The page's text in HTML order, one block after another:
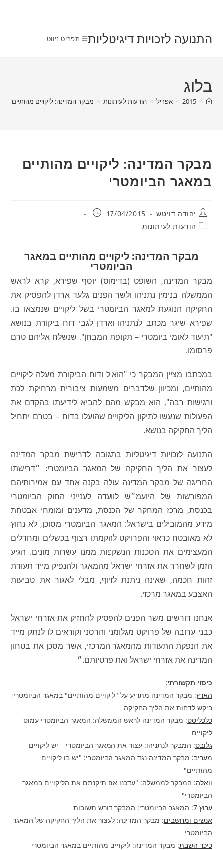
התנועה לזכויות דיגיטליות תפריט ניווט
בלוג
>
2015
> אפריל > הודעות לעיתונות > מבקר המדינה: ליקויים מהותיים
מבקר המדינה: ליקויים מהותיים
במאגר הביומטרי
מחבר:יהודה דויטש פורסם:
17/04/2015
קטגוריה:הודעות לעיתונות
מבקר המדינה: ליקויים מהותיים במאגר
הביומטרי
מבקר המדינה, השופט (בדימוס) יוסף שפירא, קרא לראש
הממשלה בנימין נתניהו ולשר הפנים גלעד ארדן להפסיק את
החקיקה הנוגעת למאגר הביומטרי בשל ליקויים שנמצאו בו.
שפירא שיגר מכתב לנתניהו וארדן לגבי דוח ביקורת בנושא
"תיעוד לאומי ביומטרי – תקופת המבחן", שנשלח אליהם טרם
פרסומו.
במכתבו מציין המבקר כי "הואיל ודוח הביקורת מעלה ליקויים
מהותיים, ומכיוון שלדברים משמעות ציבורית מרחיקת לכת
ורגישות רבה", הוא מבקש מהם להביא לידיעתו בהקדם את
הפעולות שנעשו לתיקון הליקויים שהועלו בדוח – בטרם יתחיל
הליך החקיקה בנושא.
התנועה לזכויות דיגיטליות בתגובה לדרישת מבקר המדינה
לעצור את הליך החקיקה של המאגר הביומטרי: ״דרישתו
החריגה של מבקר המדינה עולה בקנה אחד עם אמירותיהם
המפורשות של היועמ״ש לוועדה לענייני החוק הביומטרי
בכנסת, מרכז המחקר של הכנסת, מדענים ומומחי אבטחת
מידע מהמובילים בישראל: המאגר הביומטרי מסוכן, לא נחוץ
לא מאובטח כראוי והפרויקט להקמתו רצוף בכשלים ומחדלים
המעצימים את הסכנות הנשקפות ממנו עשרות מונים. הגיע
הזמן לשחרר את אזרחי ישראל מהמאגר ולהנפיק מייד תעודת
זהות חכמה, שאינה ניתנת לזיוף, מבלי לאגור את טביעות
האצבע במאגר מרכזי.
אנחנו דורשים משר הפנים להפסיק להחזיק את אזרחי ישראל
כבני ערובה של פרויקט מגלומני והרסני וקוראים לו לנתק מייד
את הנפקת התעודות מהמאגר המרכזי, אשר מסכן את בטחון
המדינה את אזרחי ישראל ואת פרטיותם.״
כיסוי תקשורתי:
הארץ: מבקר המדינה מתריע על "ליקויים מהותיים" במאגר הביומטרי;
ביקש לדחות את הליך החקיקה
כלכליסט: מבקר המדינה לראש הממשלה: המאגר הביומטרי עמוס
ליקויים
גלובס: המבקר לנתניהו: עצור את המאגר הביומטרי – יש ליקויים
מעריב: מבקר המדינה נגד המאגר הביומטרי: "יש בו ליקויים
מהותיים"
וואלה: המבקר לממשלה: "עדכנו אם תיקנתם את הליקויים במאגר
הביומטרי"
ערוץ 7 : המאגר הביומטרי: המבקר דורש תשובות
אנשים ומחשבים: מבקר המדינה: לעצור את הליך החקיקה של המאגר
הביומטרי
כיכר השבת: מבקר המדינה: ליקויים מהותיים במאגר הביומטרי